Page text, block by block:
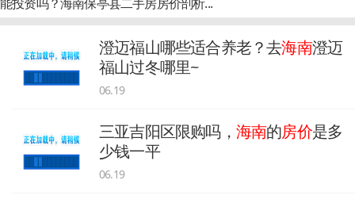
澄迈福山哪些适合养老？去海南澄迈
福山过冬哪里~
06.19
三亚吉阳区限购吗， 海南的房价是多
少钱一平
06.19